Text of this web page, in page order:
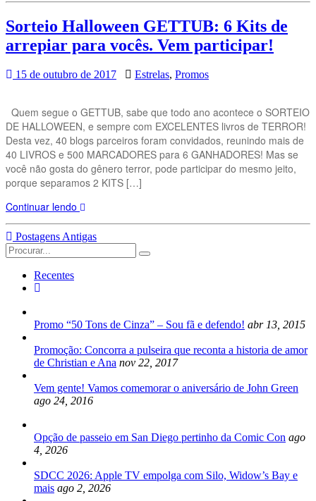
Sorteio Halloween GETTUB: 6 Kits de
arrepiar para vocês. Vem participar!
15 de outubro de 2017 Estrelas, Promos
Quem segue o GETTUB, sabe que todo ano acontece o SORTEIO
DE HALLOWEEN, e sempre com EXCELENTES livros de TERROR!
Desta vez, 40 blogs parceiros foram convidados, reunindo mais de
40 LIVROS e 500 MARCADORES para 6 GANHADORES! Mas se
você não gosta do gênero terror, pode participar do mesmo jeito,
porque separamos 2 KITS […]
Continuar lendo
Navegação
das
Postagens
Postagens Antigas
Search
for:
Recentes
Promo “50 Tons de Cinza” – Sou fã e defendo! abr 13, 2015
Promoção: Concorra a pulseira que reconta a historia de amor
de Christian e Ana nov 22, 2017
Vem gente! Vamos comemorar o aniversário de John Green
ago 24, 2016
Opção de passeio em San Diego pertinho da Comic Con ago
4, 2026
SDCC 2026: Apple TV empolga com Silo, Widow’s Bay e
mais ago 2, 2026